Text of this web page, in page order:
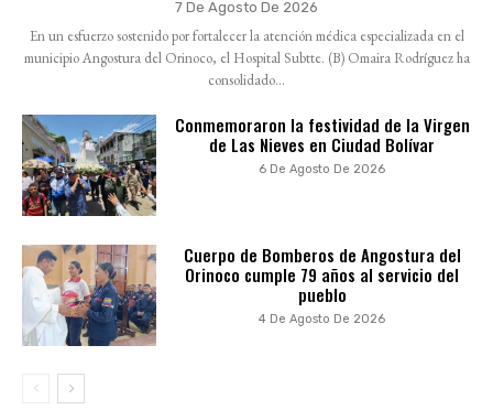
7 De Agosto De 2026
En un esfuerzo sostenido por fortalecer la atención médica especializada en el
municipio Angostura del Orinoco, el Hospital Subtte. (B) Omaira Rodríguez ha
consolidado...
Conmemoraron la festividad de la Virgen
de Las Nieves en Ciudad Bolívar
6 De Agosto De 2026
Cuerpo de Bomberos de Angostura del
Orinoco cumple 79 años al servicio del
pueblo
4 De Agosto De 2026